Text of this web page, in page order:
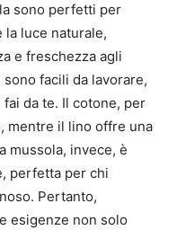
sono perfetti per
luce naturale,
e freschezza agli
facili da lavorare,
da te. Il cotone, per
mentre il lino offre una
mussola, invece, è
perfetta per chi
Pertanto,
esigenze non solo